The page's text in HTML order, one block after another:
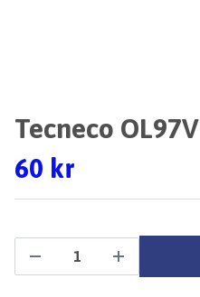
Tecneco OL97V
60 kr